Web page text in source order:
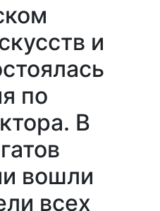
и
по
В
вошли
всех